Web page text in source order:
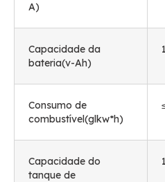
A)
Capacidade da
bateria(v-Ah)
Consumo de
combustível(glkw*h)
Capacidade do
tanque de